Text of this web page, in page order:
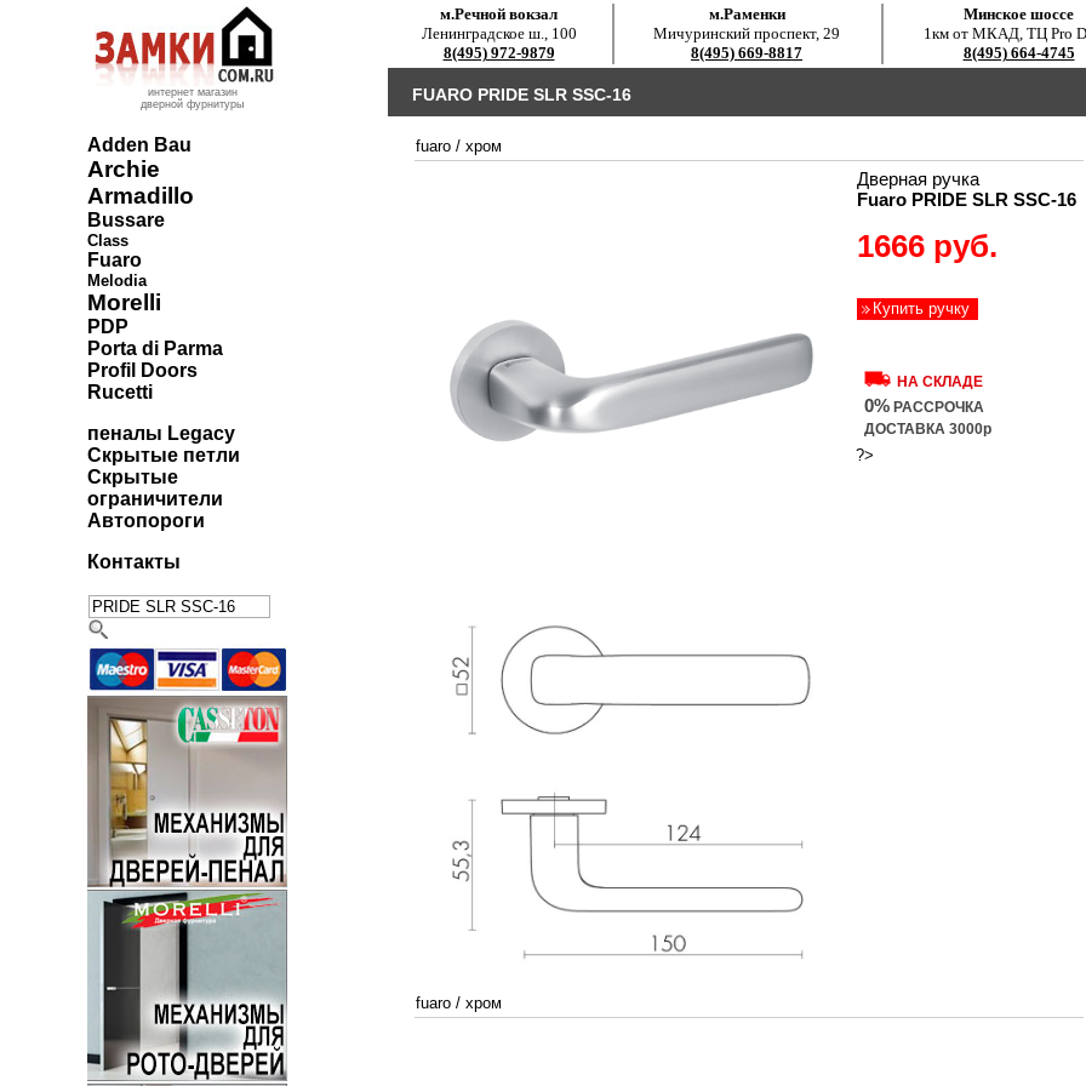
интернет магазин
дверной фурнитуры
Adden Bau
Archie
Armadillo
Bussare
Class
Fuaro
Melodia
Morelli
PDP
Porta di Parma
Profil Doors
Rucetti
пеналы Legacy
Скрытые петли
Скрытые
ограничители
Автопороги
Контакты
м.Речной вокзал
Ленинградское ш., 100
8(495) 972-9879
м.Раменки
Мичуринский проспект, 29
8(495) 669-8817
Минское шоссе
1км от МКАД, ТЦ Pro
8(495) 664-4745
FUARO PRIDE SLR SSC-16
fuaro / хром
Дверная ручка
Fuaro PRIDE SLR SSC-16
1666 руб.
Купить ручку
НА СКЛАДЕ
0% РАССРОЧКА
ДОСТАВКА 3000р
?>
fuaro / хром